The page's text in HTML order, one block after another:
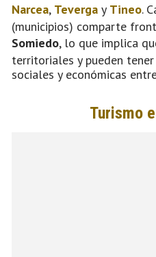
Narcea, Teverga y Tineo.
(municipios) comparte
Somiedo, lo que implica
territoriales y pueden
sociales y económicas